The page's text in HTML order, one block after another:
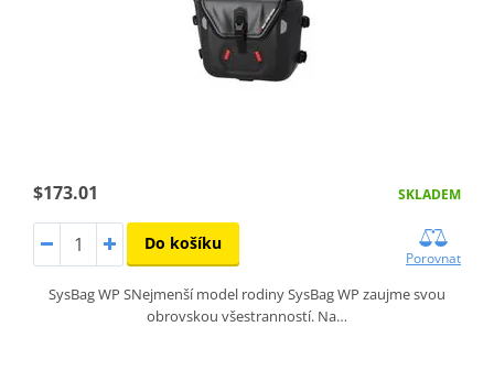
$173.01 SKLADEM
Do košíku
Porovnat
SysBag WP SNejmenší model rodiny SysBag WP zaujme svou
obrovskou všestranností. Na…